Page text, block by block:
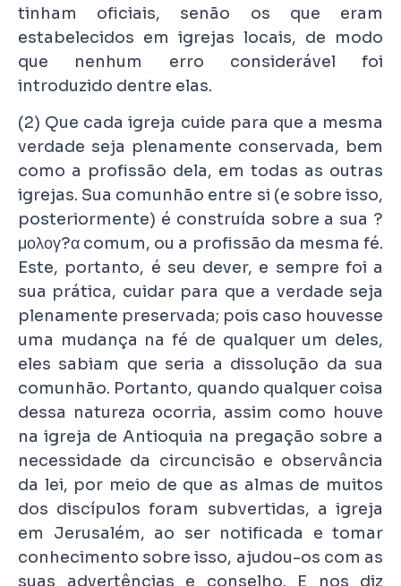
tinham oficiais, senão os que eram
estabelecidos em igrejas locais, de modo
que nenhum erro considerável foi
introduzido dentre elas.
(2) Que cada igreja cuide para que a mesma
verdade seja plenamente conservada, bem
como a profissão dela, em todas as outras
igrejas. Sua comunhão entre si (e sobre isso,
posteriormente) é construída sobre a sua ?
μολογ?α comum, ou a profissão da mesma fé.
Este, portanto, é seu dever, e sempre foi a
sua prática, cuidar para que a verdade seja
plenamente preservada; pois caso houvesse
uma mudança na fé de qualquer um deles,
eles sabiam que seria a dissolução da sua
comunhão. Portanto, quando qualquer coisa
dessa natureza ocorria, assim como houve
na igreja de Antioquia na pregação sobre a
necessidade da circuncisão e observância
da lei, por meio de que as almas de muitos
dos discípulos foram subvertidas, a igreja
em Jerusalém, ao ser notificada e tomar
conhecimento sobre isso, ajudou-os com as
suas advertências e conselho. E nos diz